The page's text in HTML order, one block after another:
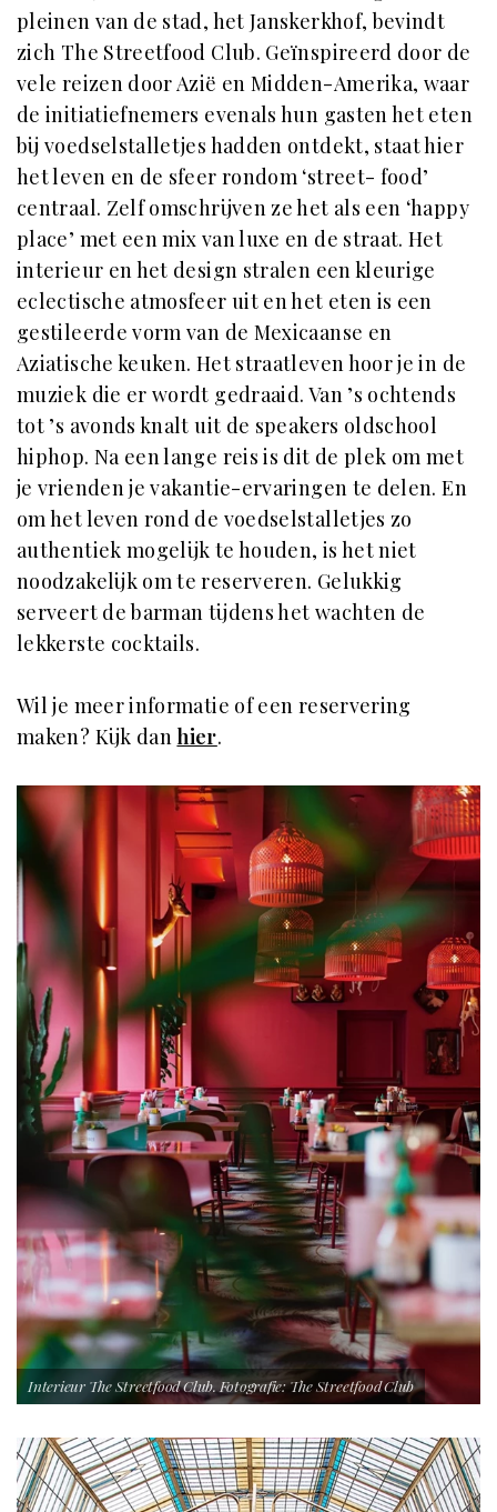
pleinen van de stad, het Janskerkhof, bevindt
zich The Streetfood Club. Geïnspireerd door de
vele reizen door Azië en Midden-Amerika, waar
de initiatiefnemers evenals hun gasten het eten
bij voedselstalletjes hadden ontdekt, staat hier
het leven en de sfeer rondom ‘street- food’
centraal. Zelf omschrijven ze het als een ‘happy
place’ met een mix van luxe en de straat. Het
interieur en het design stralen een kleurige
eclectische atmosfeer uit en het eten is een
gestileerde vorm van de Mexicaanse en
Aziatische keuken. Het straatleven hoor je in de
muziek die er wordt gedraaid. Van ’s ochtends
tot ’s avonds knalt uit de speakers oldschool
hiphop. Na een lange reis is dit de plek om met
je vrienden je vakantie-ervaringen te delen. En
om het leven rond de voedselstalletjes zo
authentiek mogelijk te houden, is het niet
noodzakelijk om te reserveren. Gelukkig
serveert de barman tijdens het wachten de
lekkerste cocktails.
Wil je meer informatie of een reservering
maken? Kijk dan hier.
Interieur The Streetfood Club. Fotografie: The Streetfood Club